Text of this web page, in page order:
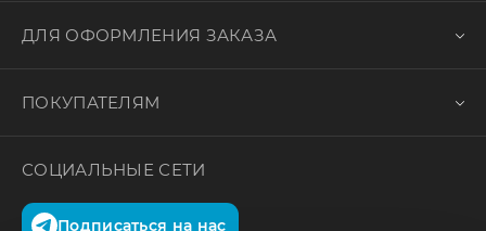
ДЛЯ ОФОРМЛЕНИЯ ЗАКАЗА
ПОКУПАТЕЛЯМ
СОЦИАЛЬНЫЕ СЕТИ
Подписаться на нас